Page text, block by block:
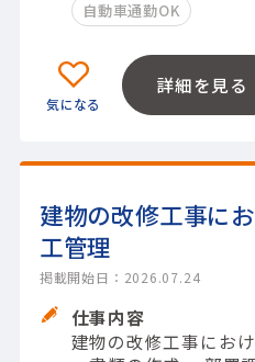
自動車通勤OK
詳細を見る
建物の改修工事に
工管理
掲載開始日：2026.07.24
仕事内容
建物の改修工事にお